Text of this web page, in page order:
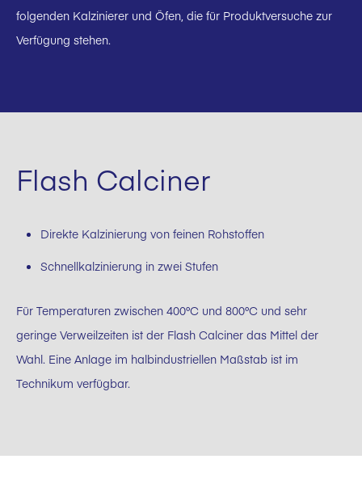
folgenden Kalzinierer und Öfen, die für Produktversuche zur
Verfügung stehen.
Flash Calciner
Direkte Kalzinierung von feinen Rohstoffen
Schnellkalzinierung in zwei Stufen
Für Temperaturen zwischen 400°C und 800°C und sehr
geringe Verweilzeiten ist der Flash Calciner das Mittel der
Wahl. Eine Anlage im halbindustriellen Maßstab ist im
Technikum verfügbar.